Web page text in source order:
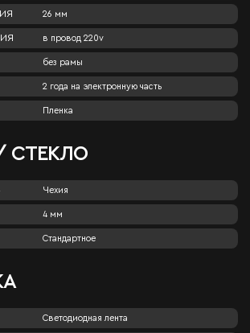
26 мм
в провод 220v
без рамы
2 года на электронную часть
Пленка
СТЕКЛО
Чехия
4 мм
Стандартное
Светодиодная лента